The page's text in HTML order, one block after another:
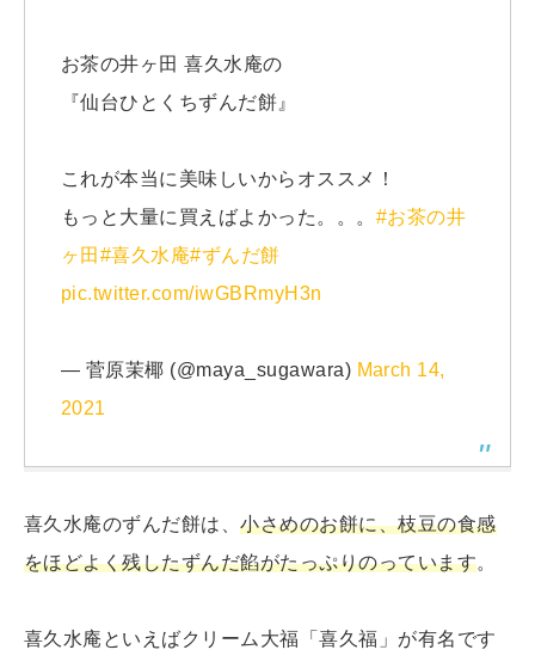
お茶の井ヶ田 喜久水庵の
『仙台ひとくちずんだ餅』
これが本当に美味しいからオススメ！
もっと大量に買えばよかった。。。 #お茶の井
ヶ田 #喜久水庵#ずんだ餅
pic.twitter.com/iwGBRmyH3n
— 菅原茉椰 (@maya_sugawara) March 14,
2021
喜久水庵のずんだ餅は、小さめのお餅に、枝豆の食感
をほどよく残したずんだ餡がたっぷりのっています。
喜久水庵といえばクリーム大福「喜久福」が有名です